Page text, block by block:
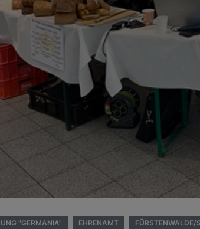
"GERMANIA" EHRENAMT FÜRSTENWALDE/